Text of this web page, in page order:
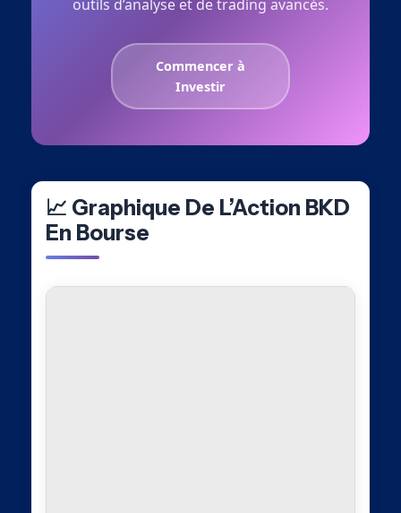
outils d’analyse et de trading avancés.
Commencer à
Investir
📈 Graphique De L’Action BKD
En Bourse